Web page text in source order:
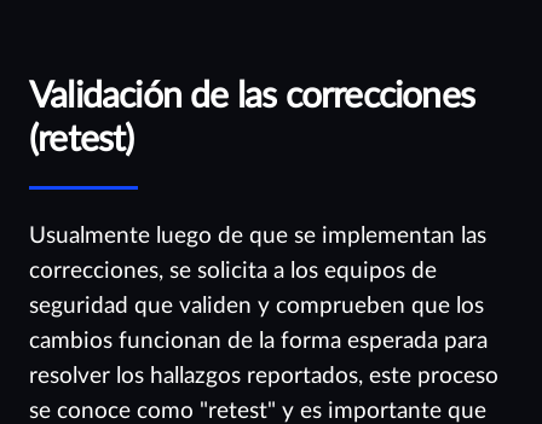
Validación de las correcciones
(retest)
Usualmente luego de que se implementan las
correcciones, se solicita a los equipos de
seguridad que validen y comprueben que los
cambios funcionan de la forma esperada para
resolver los hallazgos reportados, este proceso
se conoce como "retest" y es importante que